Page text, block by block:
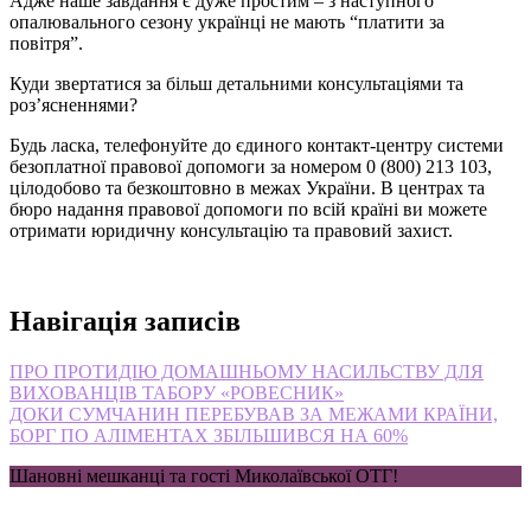
опалювального сезону українці не мають “платити за
повітря”.
Куди звертатися за більш детальними консультаціями та
роз’ясненнями?
Будь ласка, телефонуйте до єдиного контакт-центру системи
безоплатної правової допомоги за номером 0 (800) 213 103,
цілодобово та безкоштовно в межах України. В центрах та
бюро надання правової допомоги по всій країні ви можете
отримати юридичну консультацію та правовий захист.
Навігація записів
ПРО ПРОТИДІЮ ДОМАШНЬОМУ НАСИЛЬСТВУ ДЛЯ
ВИХОВАНЦІВ ТАБОРУ «РОВЕСНИК»
ДОКИ СУМЧАНИН ПЕРЕБУВАВ ЗА МЕЖАМИ КРАЇНИ,
БОРГ ПО АЛІМЕНТАХ ЗБІЛЬШИВСЯ НА 60%
Шановні мешканці та гості Миколаївської ОТГ!